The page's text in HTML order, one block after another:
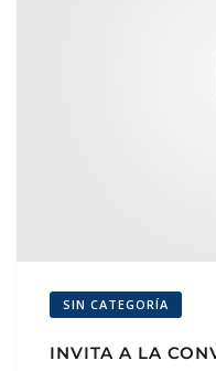
SIN CATEGORÍA
INVITA A LA